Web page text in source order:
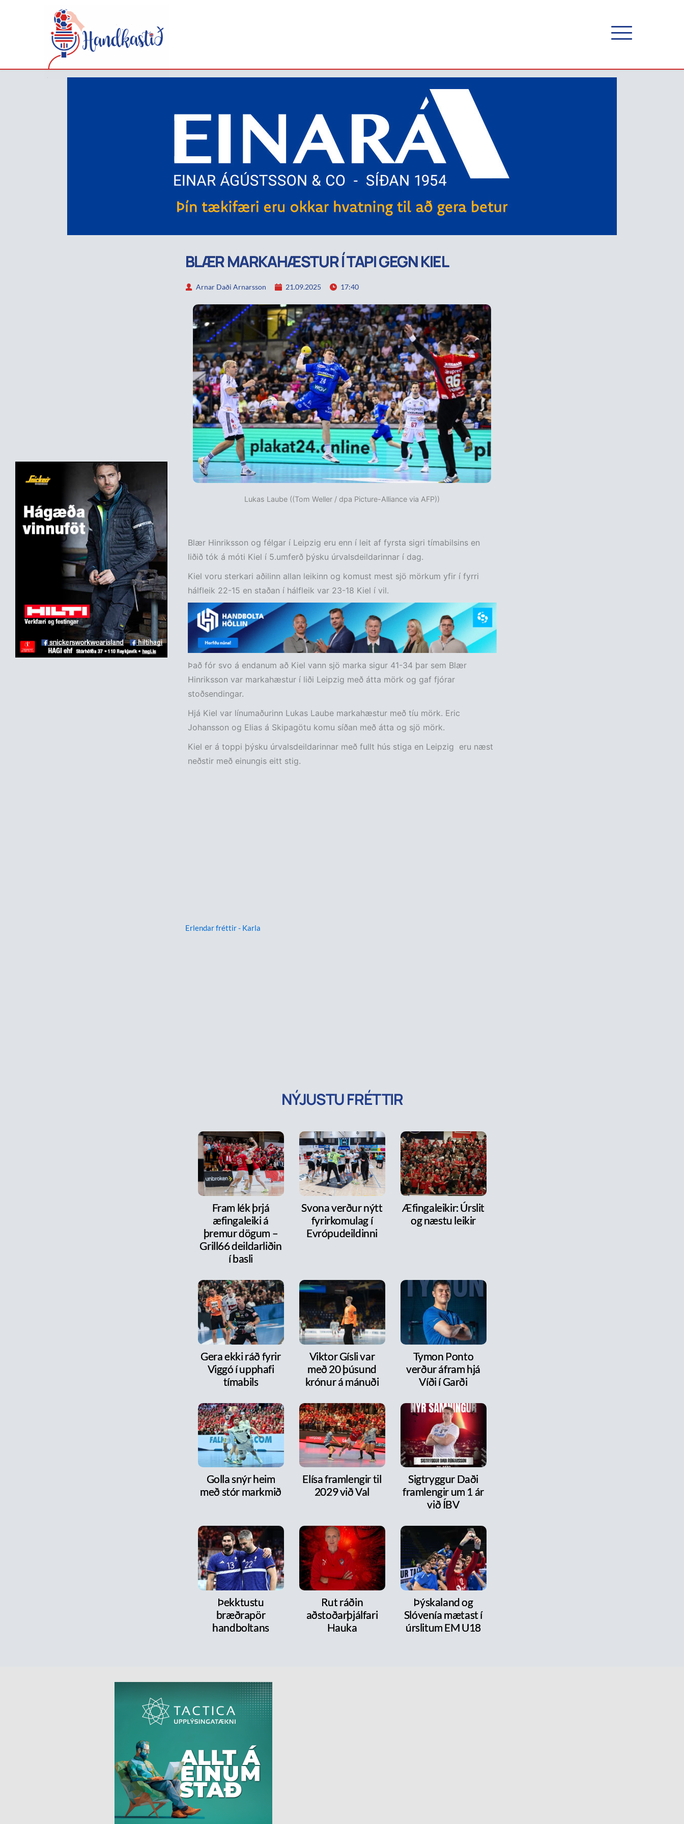
BLÆR MARKAHÆSTUR Í TAPI GEGN KIEL
Arnar Daði Arnarsson 21.09.2025 17:40
Lukas Laube ((Tom Weller / dpa Picture-Alliance via AFP))
Blær Hinriksson og félgar í Leipzig eru enn í leit af fyrsta sigri tímabilsins en
liðið tók á móti Kiel í 5.umferð þýsku úrvalsdeildarinnar í dag.
Kiel voru sterkari aðilinn allan leikinn og komust mest sjö mörkum yfir í fyrri
hálfleik 22-15 en staðan í hálfleik var 23-18 Kiel í vil.
Það fór svo á endanum að Kiel vann sjö marka sigur 41-34 þar sem Blær
Hinriksson var markahæstur í liði Leipzig með átta mörk og gaf fjórar
stoðsendingar.
Hjá Kiel var línumaðurinn Lukas Laube markahæstur með tíu mörk. Eric
Johansson og Elias á Skipagötu komu síðan með átta og sjö mörk.
Kiel er á toppi þýsku úrvalsdeildarinnar með fullt hús stiga en Leipzig eru næst
neðstir með einungis eitt stig.
Erlendar fréttir - Karla
NÝJUSTU FRÉTTIR
Fram lék þrjá
æfingaleiki á
þremur dögum –
Grill66 deildarliðin
í basli
Svona verður nýtt
fyrirkomulag í
Evrópudeildinni
Æfingaleikir: Úrslit
og næstu leikir
Gera ekki ráð fyrir
Viggó í upphafi
tímabils
Viktor Gísli var
með 20 þúsund
krónur á mánuði
Tymon Ponto
verður áfram hjá
Víði í Garði
Golla snýr heim
með stór markmið
Elísa framlengir til
2029 við Val
Sigtryggur Daði
framlengir um 1 ár
við ÍBV
Þekktustu
bræðrapör
handboltans
Rut ráðin
aðstoðarþjálfari
Hauka
Þýskaland og
Slóvenía mætast í
úrslitum EM U18